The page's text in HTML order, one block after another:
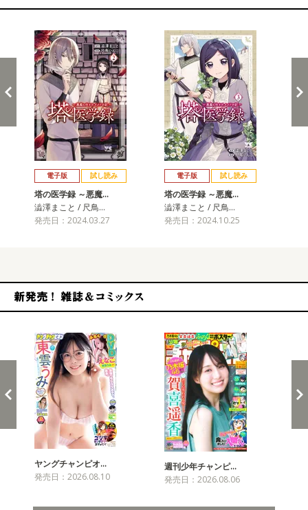
電子版 試し読み
塔の医学録 ～悪魔…
澁澤まこと / 尺鳥…
発売日：2024.03.27
電子版 試し読み
塔の医学録 ～悪魔…
澁澤まこと / 尺鳥…
発売日：2024.10.25
ヤングチャンピオ…
発売日：2026.08.10
週刊少年チャンピ…
発売日：2026.08.06